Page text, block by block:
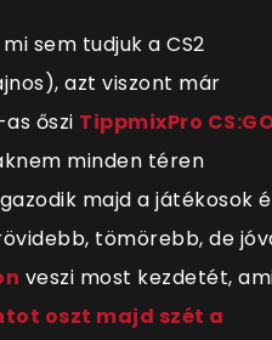
sem tudjuk a CS2
azt viszont már
őszi TippmixPro
minden téren
majd a játékosok
tömörebb, de
veszi most kezdetét,
oszt majd szét a